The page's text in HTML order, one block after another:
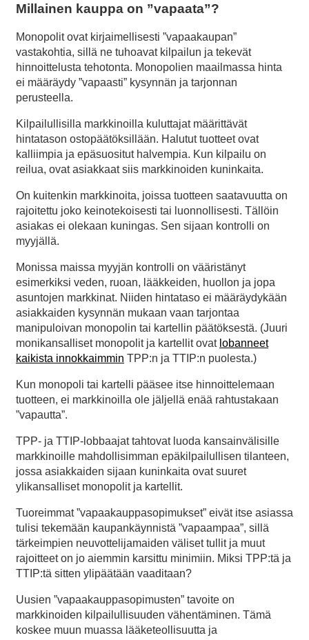
Millainen kauppa on ”vapaata”?
Monopolit ovat kirjaimellisesti ”vapaakaupan”
vastakohtia, sillä ne tuhoavat kilpailun ja tekevät
hinnoittelusta tehotonta. Monopolien maailmassa hinta
ei määräydy ”vapaasti” kysynnän ja tarjonnan
perusteella.
Kilpailullisilla markkinoilla kuluttajat määrittävät
hintatason ostopäätöksillään. Halutut tuotteet ovat
kalliimpia ja epäsuositut halvempia. Kun kilpailu on
reilua, ovat asiakkaat siis markkinoiden kuninkaita.
On kuitenkin markkinoita, joissa tuotteen saatavuutta on
rajoitettu joko keinotekoisesti tai luonnollisesti. Tällöin
asiakas ei olekaan kuningas. Sen sijaan kontrolli on
myyjällä.
Monissa maissa myyjän kontrolli on vääristänyt
esimerkiksi veden, ruoan, lääkkeiden, huollon ja jopa
asuntojen markkinat. Niiden hintataso ei määräydykään
asiakkaiden kysynnän mukaan vaan tarjontaa
manipuloivan monopolin tai kartellin päätöksestä. (Juuri
monikansalliset monopolit ja kartellit ovat lobanneet
kaikista innokkaimmin TPP:n ja TTIP:n puolesta.)
Kun monopoli tai kartelli pääsee itse hinnoittelemaan
tuotteen, ei markkinoilla ole jäljellä enää rahtustakaan
”vapautta”.
TPP- ja TTIP-lobbaajat tahtovat luoda kansainvälisille
markkinoille mahdollisimman epäkilpailullisen tilanteen,
jossa asiakkaiden sijaan kuninkaita ovat suuret
ylikansalliset monopolit ja kartellit.
Tuoreimmat ”vapaakauppasopimukset” eivät itse asiassa
tulisi tekemään kaupankäynnistä ”vapaampaa”, sillä
tärkeimpien neuvottelijamaiden väliset tullit ja muut
rajoitteet on jo aiemmin karsittu minimiin. Miksi TPP:tä ja
TTIP:tä sitten ylipäätään vaaditaan?
Uusien ”vapaakauppasopimusten” tavoite on
markkinoiden kilpailullisuuden vähentäminen. Tämä
koskee muun muassa lääketeollisuutta ja